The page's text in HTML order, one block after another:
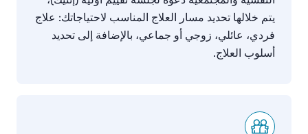
يتم خلالها تحديد مسار العلاج المناسب لاحتياجاتك: علاج
فردي، عائلي، زوجي أو جماعي، بالإضافة إلى تحديد
أسلوب العلاج.